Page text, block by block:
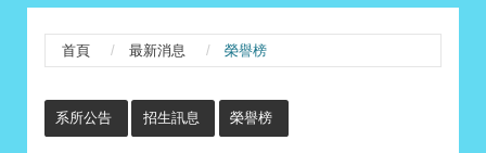
首頁 最新消息 榮譽榜
系所公告 招生訊息 榮譽榜